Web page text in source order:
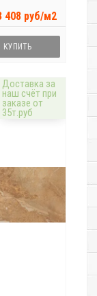
408 руб/м2
КУПИТЬ
Доставка за
наш счёт при
заказе от
35т.руб